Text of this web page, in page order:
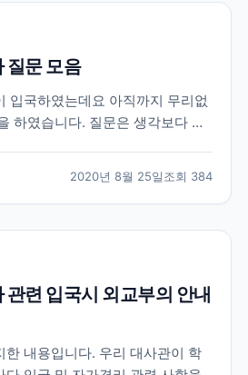
질문 모음
입국하였는데요 아직까지 무리없
하였습니다. 질문은 생각보다 많
장 궁금해 하시는 캐나다 입국 심
와 같습니다. 영어로 간단히 번역
2020년 8월 25일조회 384
관련 입국시 외교부의 안내
한 내용입니다. 우리 대사관이 학